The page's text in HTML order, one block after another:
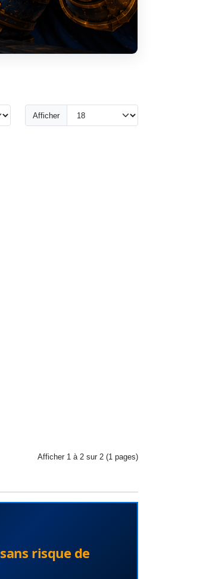
Afficher
Afficher 1 à 2 sur 2 (1 pages)
sans risque de